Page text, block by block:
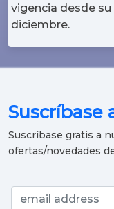
vigencia desde
diciembre.
Suscríbase
Suscríbase gratis a
ofertas/novedades